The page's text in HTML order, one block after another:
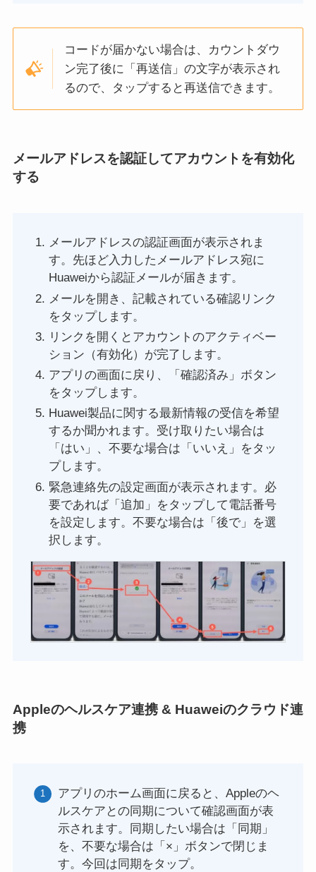
コードが届かない場合は、カウントダウ
ン完了後に「再送信」の文字が表示され
るので、タップすると再送信できます。
メールアドレスを認証してアカウントを有効化
する
メールアドレスの認証画面が表示されま
す。先ほど入力したメールアドレス宛に
Huaweiから認証メールが届きます。
メールを開き、記載されている確認リンク
をタップします。
リンクを開くとアカウントのアクティベー
ション（有効化）が完了します。
アプリの画面に戻り、「確認済み」ボタン
をタップします。
Huawei製品に関する最新情報の受信を希望
するか聞かれます。受け取りたい場合は
「はい」、不要な場合は「いいえ」をタッ
プします。
緊急連絡先の設定画面が表示されます。必
要であれば「追加」をタップして電話番号
を設定します。不要な場合は「後で」を選
択します。
Appleのヘルスケア連携 & Huaweiのクラウド連
携
アプリのホーム画面に戻ると、Appleのヘ
ルスケアとの同期について確認画面が表
示されます。同期したい場合は「同期」
を、不要な場合は「×」ボタンで閉じま
す。今回は同期をタップ。